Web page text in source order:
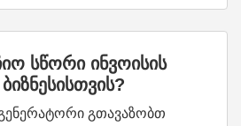
სწორი ინვოისის
გენერატორი გთავაზობთ